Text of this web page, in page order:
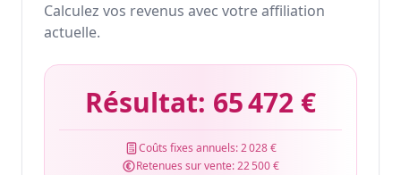
Calculez vos revenus avec votre affiliation
actuelle.
Résultat: 65 472 €
Coûts fixes annuels:2 028 €
Retenues sur vente:22 500 €